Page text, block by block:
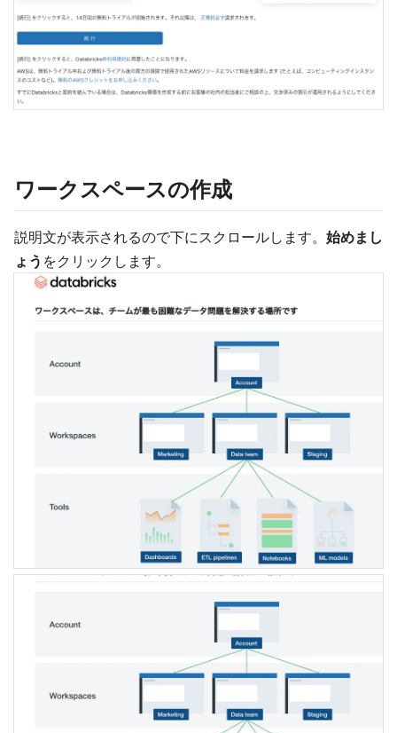
ワークスペースの作成
説明文が表示されるので下にスクロールします。 始めまし
ょう をクリックします。